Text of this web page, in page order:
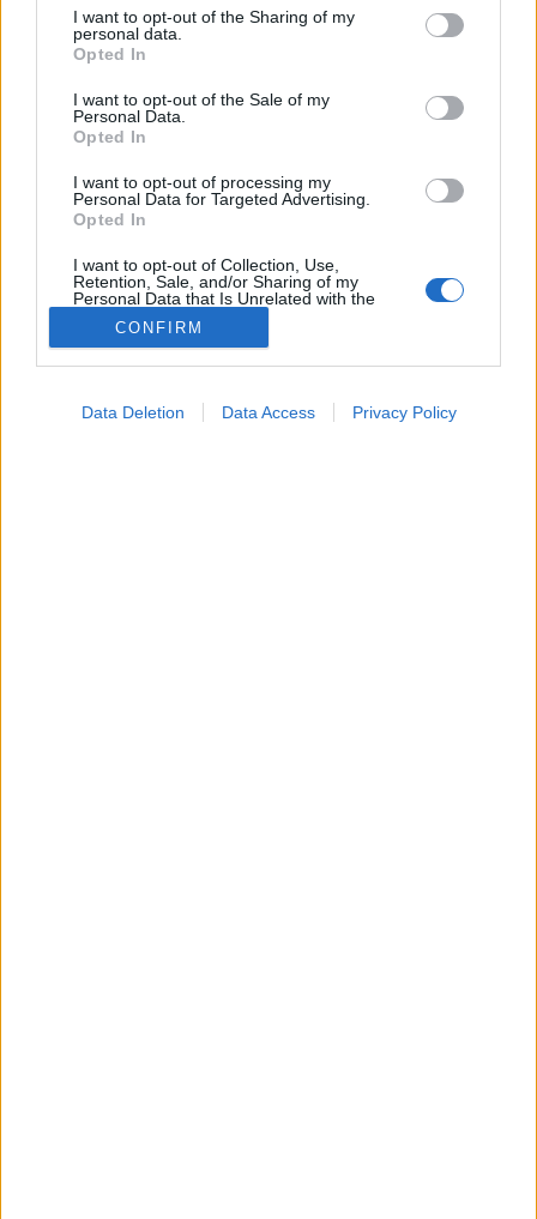
not limited to your visit or usage behaviour. You may click to
grant or deny consent to Google and its third-party tags to
use your data for below specified purposes in below Google
consent section.
I want to opt-out of the Sharing of my
personal data.
Opted In
I want to opt-out of the Sale of my
Personal Data.
Opted In
I want to opt-out of processing my
Personal Data for Targeted Advertising.
Opted In
I want to opt-out of Collection, Use,
Retention, Sale, and/or Sharing of my
Personal Data that Is Unrelated with the
Purposes for which it was collected.
Opted Out
CONFIRM
Data Deletion Data Access Privacy Policy
2026. január 03. 19:54